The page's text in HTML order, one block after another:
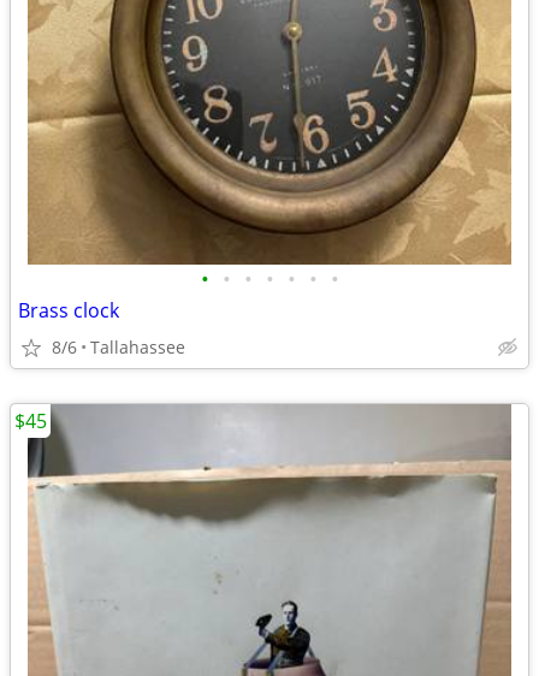
• • • • • • •
Brass clock
8/6 Tallahassee
$45